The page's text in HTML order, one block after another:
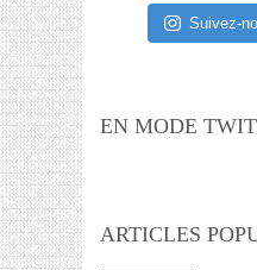
Suivez-
EN MODE
ARTICLES